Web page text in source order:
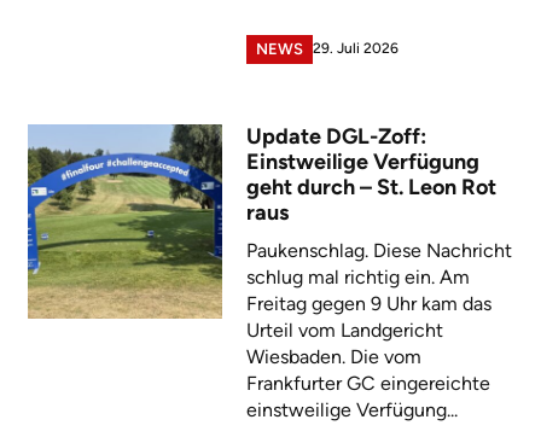
NEWS 29. Juli 2026
Update DGL-Zoff:
Einstweilige Verfügung
geht durch – St. Leon Rot
raus
Paukenschlag. Diese Nachricht
schlug mal richtig ein. Am
Freitag gegen 9 Uhr kam das
Urteil vom Landgericht
Wiesbaden. Die vom
Frankfurter GC eingereichte
einstweilige Verfügung...